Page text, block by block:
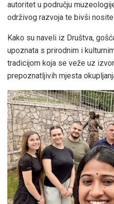
autoritet u području
održivog razvoja te bivši
Kako su naveli iz Društva,
upoznata s prirodnim i
tradicijom koja se veže uz
prepoznatljivih mjesta